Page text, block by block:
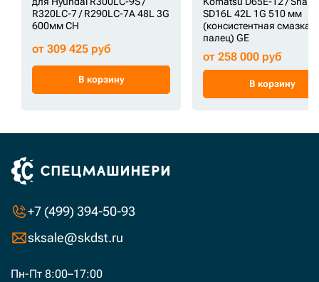
R320LC-7 / R290LC-7A 48L 3G
600мм CH
от 309 425 руб
В корзину
SD16L 42L 1G 510 мм
(консистентная смазка,
палец) GE
от 258 000 руб
В корзину
+7 (499) 394-50-93
sksale@skdst.ru
Пн-Пт 8:00–17:00